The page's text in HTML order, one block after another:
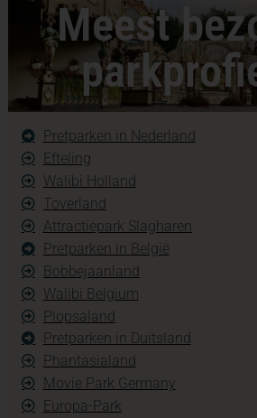
Meest
Pretparken in Nederland
Efteling
Walibi Holland
Toverland
Attractiepark Slagharen
Pretparken in België
Bobbejaanland
Walibi Belgium
Plopsaland
Pretparken in Duitsland
Phantasialand
Movie Park Germany
Europa-Park